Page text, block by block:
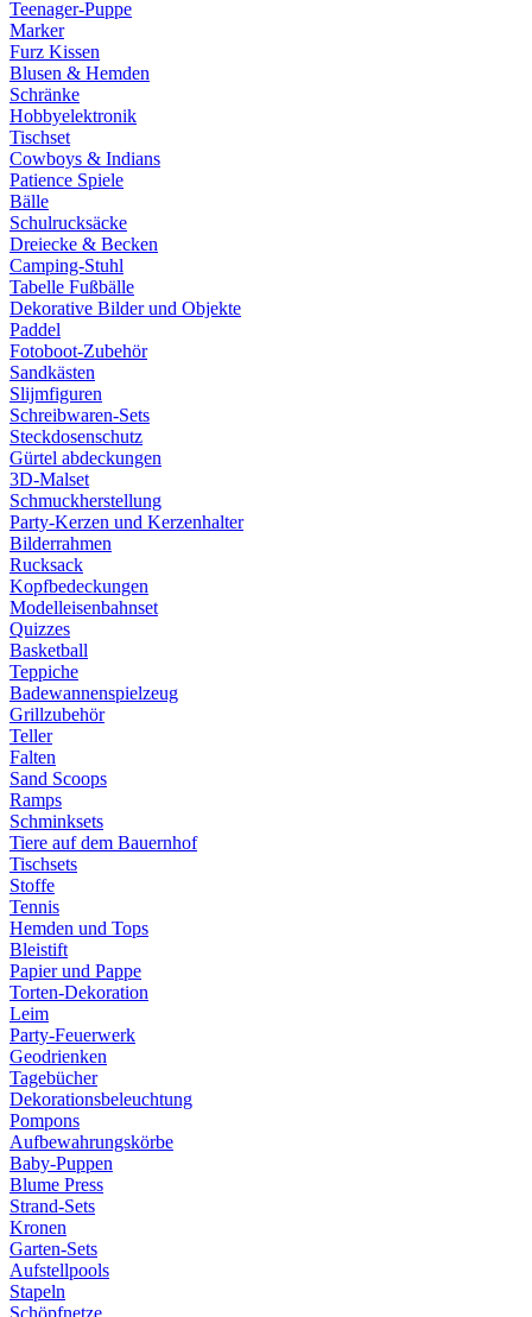
Teenager-Puppe
Marker
Furz Kissen
Blusen & Hemden
Schränke
Hobbyelektronik
Tischset
Cowboys & Indians
Patience Spiele
Bälle
Schulrucksäcke
Dreiecke & Becken
Camping-Stuhl
Tabelle Fußbälle
Dekorative Bilder und Objekte
Paddel
Fotoboot-Zubehör
Sandkästen
Slijmfiguren
Schreibwaren-Sets
Steckdosenschutz
Gürtel abdeckungen
3D-Malset
Schmuckherstellung
Party-Kerzen und Kerzenhalter
Bilderrahmen
Rucksack
Kopfbedeckungen
Modelleisenbahnset
Quizzes
Basketball
Teppiche
Badewannenspielzeug
Grillzubehör
Teller
Falten
Sand Scoops
Ramps
Schminksets
Tiere auf dem Bauernhof
Tischsets
Stoffe
Tennis
Hemden und Tops
Bleistift
Papier und Pappe
Torten-Dekoration
Leim
Party-Feuerwerk
Geodrienken
Tagebücher
Dekorationsbeleuchtung
Pompons
Aufbewahrungskörbe
Baby-Puppen
Blume Press
Strand-Sets
Kronen
Garten-Sets
Aufstellpools
Stapeln
Schöpfnetze